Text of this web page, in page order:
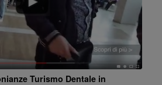
Turismo Dentale in